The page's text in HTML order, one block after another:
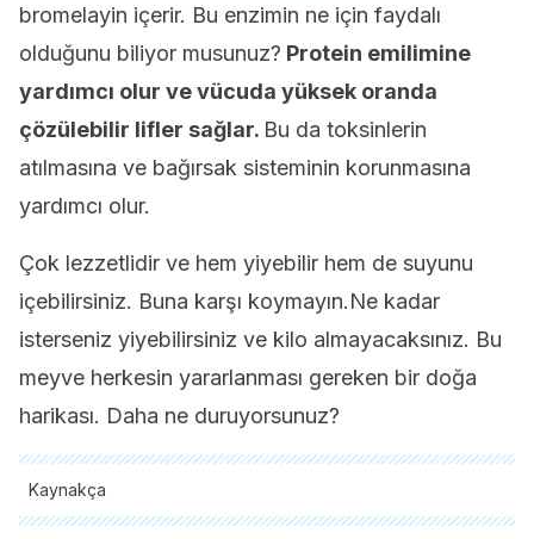
bromelayin içerir. Bu enzimin ne için faydalı
olduğunu biliyor musunuz? Protein emilimine
yardımcı olur ve vücuda yüksek oranda
çözülebilir lifler sağlar. Bu da toksinlerin
atılmasına ve bağırsak sisteminin korunmasına
yardımcı olur.
Çok lezzetlidir ve hem yiyebilir hem de suyunu
içebilirsiniz. Buna karşı koymayın.Ne kadar
isterseniz yiyebilirsiniz ve kilo almayacaksınız. Bu
meyve herkesin yararlanması gereken bir doğa
harikası. Daha ne duruyorsunuz?
Kaynakça
Tüm alıntı yapılan kaynaklar, kalitelerini, güvenilirliklerini,